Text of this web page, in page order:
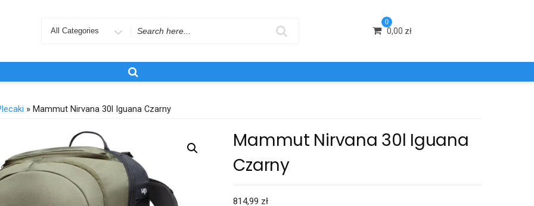
Search
0
0,00 zł
» Mammut Nirvana 30l Iguana Czarny
Mammut Nirvana 30l Iguana
Czarny
814,99 zł